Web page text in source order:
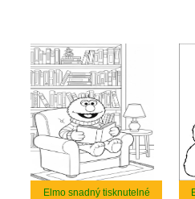
Elmo snadný tisknutelné